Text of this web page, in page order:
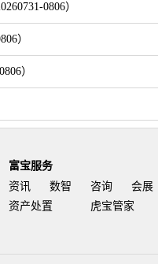
0806）
）
）
富宝服务
资讯
数智 咨询
会展
资产处置
虎宝管家